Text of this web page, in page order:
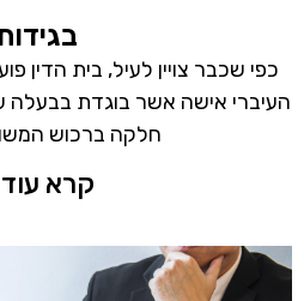
כפי שכבר צויין לעיל, בית הדין
העיברי אישה אשר בוגדת בבעלה
חלקה ברכוש
קרא